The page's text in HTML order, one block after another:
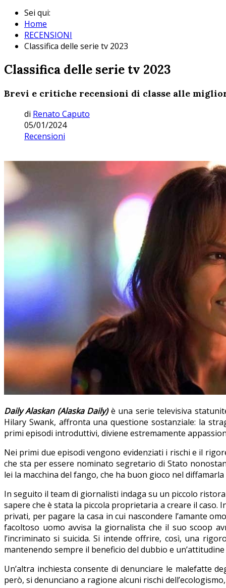
Sei qui:
Home
RECENSIONI
Classifica delle serie tv 2023
Classifica delle serie tv 2023
Brevi e critiche recensioni di classe alle
di Renato Caputo
05/01/2024
Recensioni
Daily Alaskan (Alaska Daily)è una serie televisiva
Hilary Swank, affronta una questione sostanziale: la
primi episodi introduttivi, diviene estremamente
Nei primi due episodi vengono evidenziati i rischi e il
che sta per essere nominato segretario di Stato
lei la macchina del fango, che ha buon gioco nel
In seguito il team di giornalisti indaga su un piccolo
sapere che è stata la piccola proprietaria a creare il
privati, per pagare la casa in cui nascondere l’amante
facoltoso uomo avvisa la giornalista che il suo scoop
l’incriminato si suicida. Si intende offrire, così, una
mantenendo sempre il beneficio del dubbio e
Un’altra inchiesta consente di denunciare le malefatte
però, si denunciano a ragione alcuni rischi